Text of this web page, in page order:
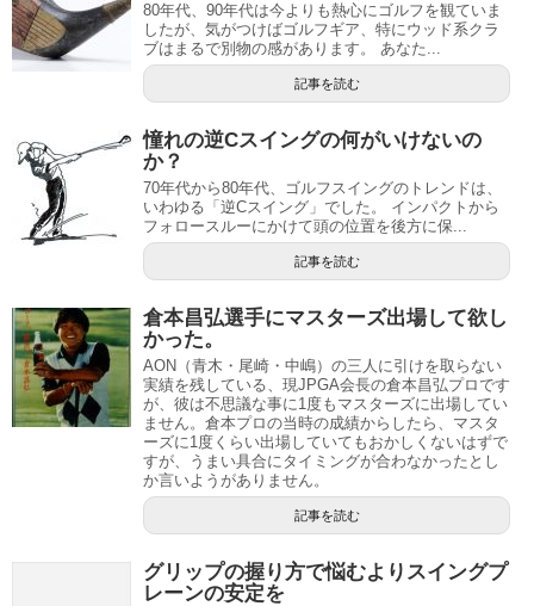
80年代、90年代は今よりも熱心にゴルフを観ていま
したが、気がつけばゴルフギア、特にウッド系クラ
ブはまるで別物の感があります。 あなた...
記事を読む
憧れの逆Cスイングの何がいけないの
か？
70年代から80年代、ゴルフスイングのトレンドは、
いわゆる「逆Cスイング」でした。 インパクトから
フォロースルーにかけて頭の位置を後方に保...
記事を読む
倉本昌弘選手にマスターズ出場して欲し
かった。
AON（青木・尾崎・中嶋）の三人に引けを取らない
実績を残している、現JPGA会長の倉本昌弘プロです
が、彼は不思議な事に1度もマスターズに出場してい
ません。倉本プロの当時の成績からしたら、マスタ
ーズに1度くらい出場していてもおかしくないはずで
すが、うまい具合にタイミングが合わなかったとし
か言いようがありません。
記事を読む
グリップの握り方で悩むよりスイングプ
レーンの安定を